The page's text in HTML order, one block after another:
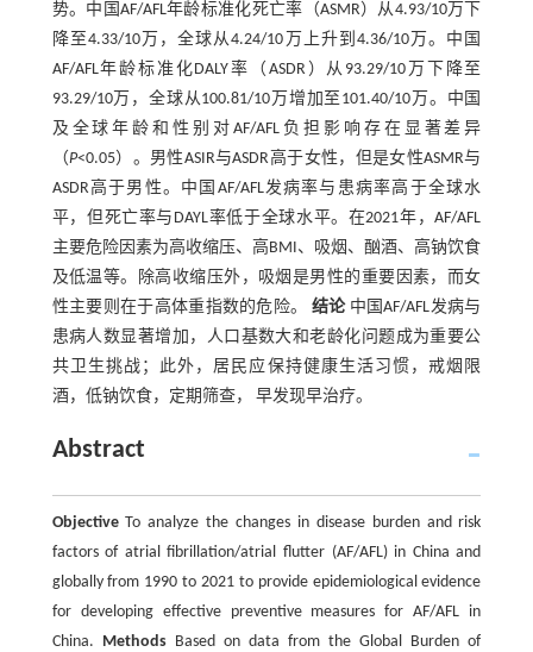
势。中国AF/AFL年龄标准化死亡率（ASMR）从4.93/10万下
降至4.33/10万，全球从4.24/10万上升到4.36/10万。中国
AF/AFL年龄标准化DALY率（ASDR）从93.29/10万下降至
93.29/10万，全球从100.81/10万增加至101.40/10万。中国
及全球年龄和性别对AF/AFL负担影响存在显著差异
（P<0.05）。男性ASIR与ASDR高于女性，但是女性ASMR与
ASDR高于男性。中国AF/AFL发病率与患病率高于全球水
平，但死亡率与DAYL率低于全球水平。在2021年，AF/AFL
主要危险因素为高收缩压、高BMI、吸烟、酗酒、高钠饮食
及低温等。除高收缩压外，吸烟是男性的重要因素，而女
性主要则在于高体重指数的危险。 结论中国AF/AFL发病与
患病人数显著增加，人口基数大和老龄化问题成为重要公
共卫生挑战；此外，居民应保持健康生活习惯，戒烟限
酒，低钠饮食，定期筛查， 早发现早治疗。
Abstract
ObjectiveTo analyze the changes in disease burden and risk
factors of atrial fibrillation/atrial flutter (AF/AFL) in China and
globally from 1990 to 2021 to provide epidemiological evidence
for developing effective preventive measures for AF/AFL in
China. MethodsBased on data from the Global Burden of